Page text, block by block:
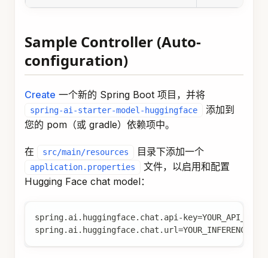
Sample Controller (Auto-
configuration)
Create 一个新的 Spring Boot 项目，并将
spring-ai-starter-model-huggingface
添加到
您的 pom（或 gradle）依赖项中。
在 src/main/resources 目录下添加一个
application.properties
文件，以启用和配置
Hugging Face chat model：
spring.ai.huggingface.chat.api-key=YOUR_API_KEY